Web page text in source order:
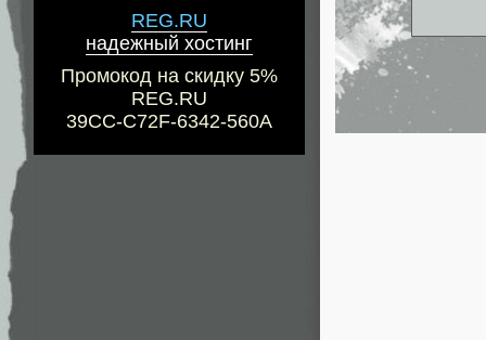
REG.RU
надежный хостинг
Промокод на скидку 5%
REG.RU
39CC-C72F-6342-560A